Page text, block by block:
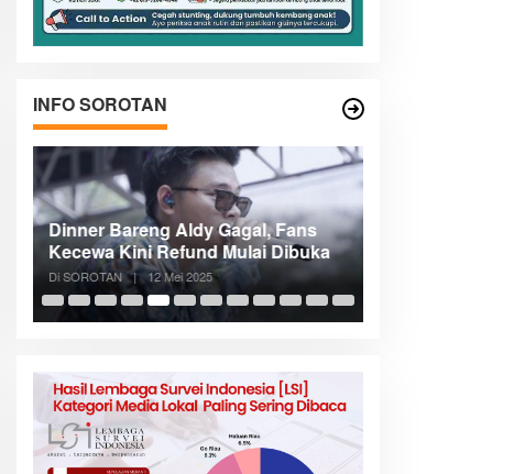
INFO SOROTAN
Dinner Bareng Aldy Gagal, Fans
Kecewa Kini Refund Mulai Dibuka
Di SOROTAN | 12 Mei 2025